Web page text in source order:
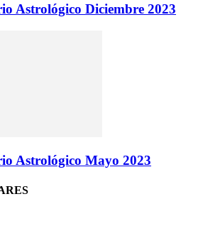
Astrológico Diciembre 2023
Astrológico Mayo 2023